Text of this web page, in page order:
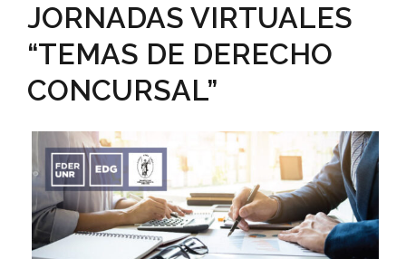
JORNADAS VIRTUALES
“TEMAS DE DERECHO
CONCURSAL”